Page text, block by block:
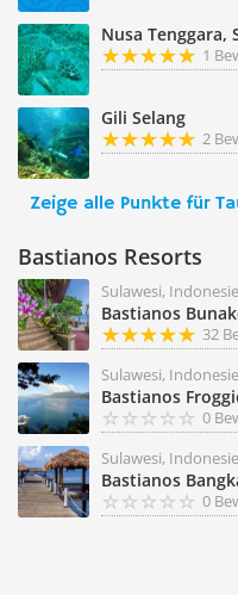
Nusa Tenggara,
1
Gili Selang
2
Zeige alle Punkte für
Bastianos Resorts
Sulawesi,
Bastianos
32
Sulawesi,
Bastianos
0
Sulawesi,
Bastianos
0